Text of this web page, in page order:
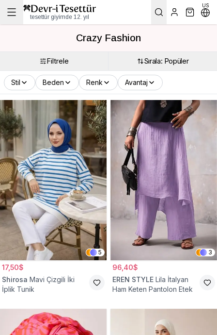
tesettür giyimde 12. yıl
US
Crazy Fashion
Filtrele Sırala: Popüler
Stil Beden Renk Avantaj
5
17,50$
Shirosa Mavi Çizgili İki
İplik Tunik
3
96,40$
EREN STYLE Lila İtalyan
Ham Keten Pantolon Etek